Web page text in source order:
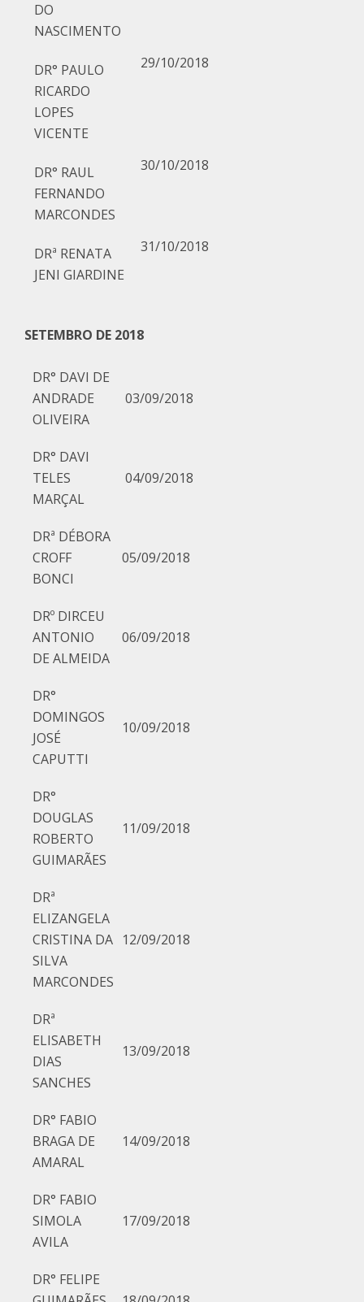
DO
NASCIMENTO
DR° PAULO
RICARDO
LOPES
VICENTE
29/10/2018
DR° RAUL
FERNANDO
MARCONDES
30/10/2018
DRª RENATA
JENI GIARDINE
31/10/2018
SETEMBRO DE 2018
DR° DAVI DE
ANDRADE
OLIVEIRA
03/09/2018
DR° DAVI
TELES
MARÇAL
04/09/2018
DRª DÉBORA
CROFF
BONCI
05/09/2018
DRº DIRCEU
ANTONIO
DE ALMEIDA
06/09/2018
DR°
DOMINGOS
JOSÉ
CAPUTTI
10/09/2018
DR°
DOUGLAS
ROBERTO
GUIMARÃES
11/09/2018
DRª
ELIZANGELA
CRISTINA DA
SILVA
MARCONDES
12/09/2018
DRª
ELISABETH
DIAS
SANCHES
13/09/2018
DR° FABIO
BRAGA DE
AMARAL
14/09/2018
DR° FABIO
SIMOLA
AVILA
17/09/2018
DR° FELIPE